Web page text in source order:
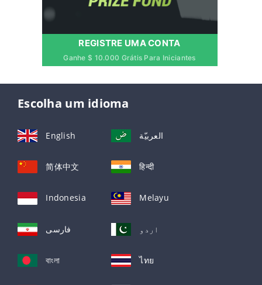
REGISTRE UMA CONTA
Ganhe $ 10.000 Grátis Para Iniciantes
Escolha um idioma
English العربيّة
简体中文 हिन्दी
Indonesia Melayu
فارسی اردو
বাংলা ไทย